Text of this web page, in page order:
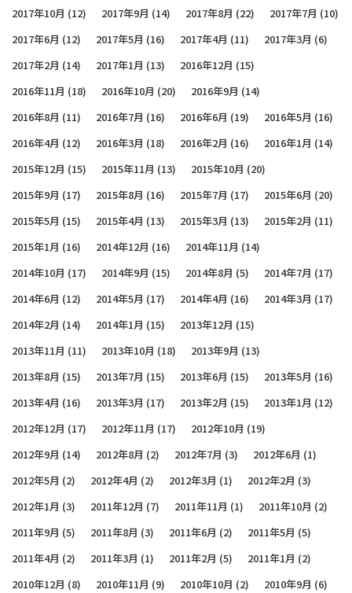
2017年10月 (12) 2017年9月 (14) 2017年8月 (22) 2017年7月 (10)
2017年6月 (12) 2017年5月 (16) 2017年4月 (11) 2017年3月 (6)
2017年2月 (14) 2017年1月 (13) 2016年12月 (15)
2016年11月 (18) 2016年10月 (20) 2016年9月 (14)
2016年8月 (11) 2016年7月 (16) 2016年6月 (19) 2016年5月 (16)
2016年4月 (12) 2016年3月 (18) 2016年2月 (16) 2016年1月 (14)
2015年12月 (15) 2015年11月 (13) 2015年10月 (20)
2015年9月 (17) 2015年8月 (16) 2015年7月 (17) 2015年6月 (20)
2015年5月 (15) 2015年4月 (13) 2015年3月 (13) 2015年2月 (11)
2015年1月 (16) 2014年12月 (16) 2014年11月 (14)
2014年10月 (17) 2014年9月 (15) 2014年8月 (5) 2014年7月 (17)
2014年6月 (12) 2014年5月 (17) 2014年4月 (16) 2014年3月 (17)
2014年2月 (14) 2014年1月 (15) 2013年12月 (15)
2013年11月 (11) 2013年10月 (18) 2013年9月 (13)
2013年8月 (15) 2013年7月 (15) 2013年6月 (15) 2013年5月 (16)
2013年4月 (16) 2013年3月 (17) 2013年2月 (15) 2013年1月 (12)
2012年12月 (17) 2012年11月 (17) 2012年10月 (19)
2012年9月 (14) 2012年8月 (2) 2012年7月 (3) 2012年6月 (1)
2012年5月 (2) 2012年4月 (2) 2012年3月 (1) 2012年2月 (3)
2012年1月 (3) 2011年12月 (7) 2011年11月 (1) 2011年10月 (2)
2011年9月 (5) 2011年8月 (3) 2011年6月 (2) 2011年5月 (5)
2011年4月 (2) 2011年3月 (1) 2011年2月 (5) 2011年1月 (2)
2010年12月 (8) 2010年11月 (9) 2010年10月 (2) 2010年9月 (6)